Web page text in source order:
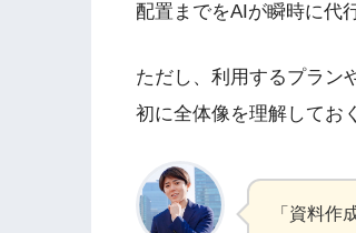
配置までをAIが瞬時に代
ただし、利用するプラン
初に全体像を理解してお
「資料